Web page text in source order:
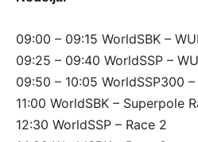
09:00 – 09:15 WorldSBK –
09:25 – 09:40 WorldSSP –
09:50 – 10:05 WorldSSP300 –
11:00 WorldSBK – Superpole
12:30 WorldSSP – Race 2